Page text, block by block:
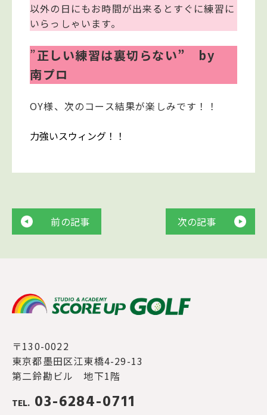
以外の日にもお時間が出来るとすぐに練習に
いらっしゃいます。
”正しい練習は裏切らない” by
南プロ
OY様、次のコース結果が楽しみです！！
力強いスウィング！！
前の記事 次の記事
〒130-0022
東京都墨田区江東橋4-29-13
第二鈴勘ビル 地下1階
TEL. 03-6284-0711